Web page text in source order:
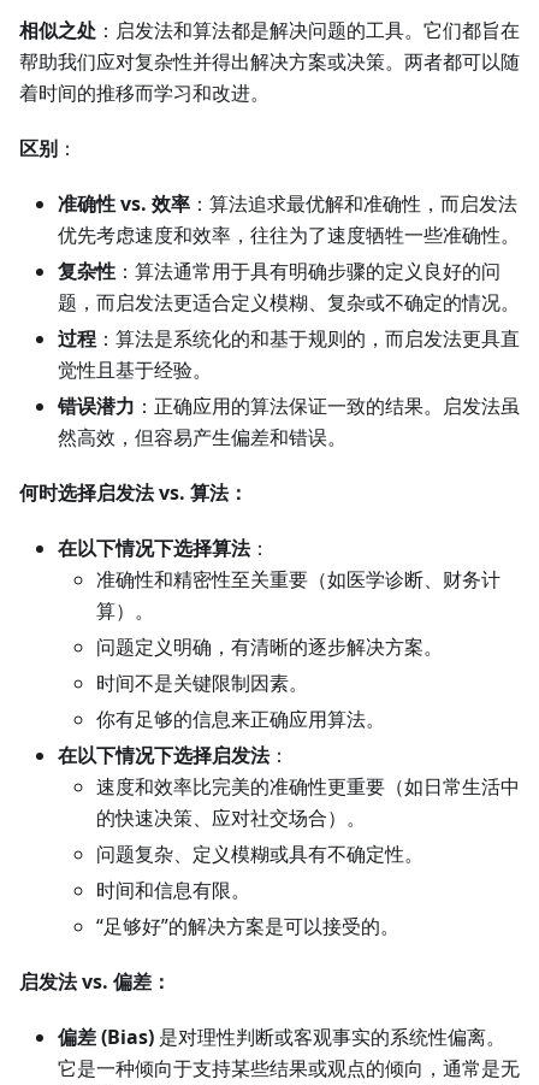
相似之处 ：启发法和算法都是解决问题的工具。它们都旨在
帮助我们应对复杂性并得出解决方案或决策。两者都可以随
着时间的推移而学习和改进。
区别 ：
准确性 vs. 效率 ：算法追求最优解和准确性，而启发法
优先考虑速度和效率，往往为了速度牺牲一些准确性。
复杂性 ：算法通常用于具有明确步骤的定义良好的问
题，而启发法更适合定义模糊、复杂或不确定的情况。
过程 ：算法是系统化的和基于规则的，而启发法更具直
觉性且基于经验。
错误潜力 ：正确应用的算法保证一致的结果。启发法虽
然高效，但容易产生偏差和错误。
何时选择启发法 vs. 算法：
在以下情况下选择算法：
准确性和精密性至关重要（如医学诊断、财务计
算）。
问题定义明确，有清晰的逐步解决方案。
时间不是关键限制因素。
你有足够的信息来正确应用算法。
在以下情况下选择启发法：
速度和效率比完美的准确性更重要（如日常生活中
的快速决策、应对社交场合）。
问题复杂、定义模糊或具有不确定性。
时间和信息有限。
“足够好”的解决方案是可以接受的。
启发法 vs. 偏差：
偏差 (Bias) 是对理性判断或客观事实的系统性偏离。
它是一种倾向于支持某些结果或观点的倾向，通常是无